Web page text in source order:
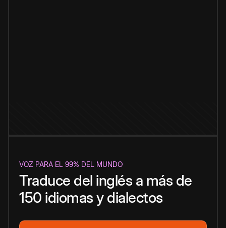
VOZ PARA EL 99% DEL MUNDO
Traduce del inglés a más de
150 idiomas y dialectos